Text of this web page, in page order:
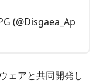
(@Disgaea_Ap
ェアと共同開発し